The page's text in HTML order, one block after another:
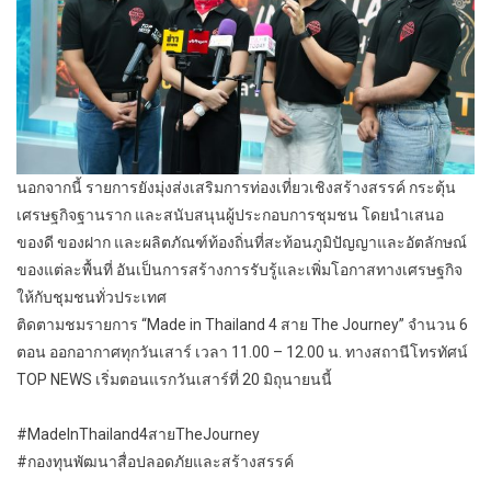
นอกจากนี้ รายการยังมุ่งส่งเสริมการท่องเที่ยวเชิงสร้างสรรค์ กระตุ้น
เศรษฐกิจฐานราก และสนับสนุนผู้ประกอบการชุมชน โดยนำเสนอ
ของดี ของฝาก และผลิตภัณฑ์ท้องถิ่นที่สะท้อนภูมิปัญญาและอัตลักษณ์
ของแต่ละพื้นที่ อันเป็นการสร้างการรับรู้และเพิ่มโอกาสทางเศรษฐกิจ
ให้กับชุมชนทั่วประเทศ
ติดตามชมรายการ “Made in Thailand 4 สาย The Journey” จำนวน 6
ตอน ออกอากาศทุกวันเสาร์ เวลา 11.00 – 12.00 น. ทางสถานีโทรทัศน์
TOP NEWS เริ่มตอนแรกวันเสาร์ที่ 20 มิถุนายนนี้
#MadeInThailand4สายTheJourney
#กองทุนพัฒนาสื่อปลอดภัยและสร้างสรรค์